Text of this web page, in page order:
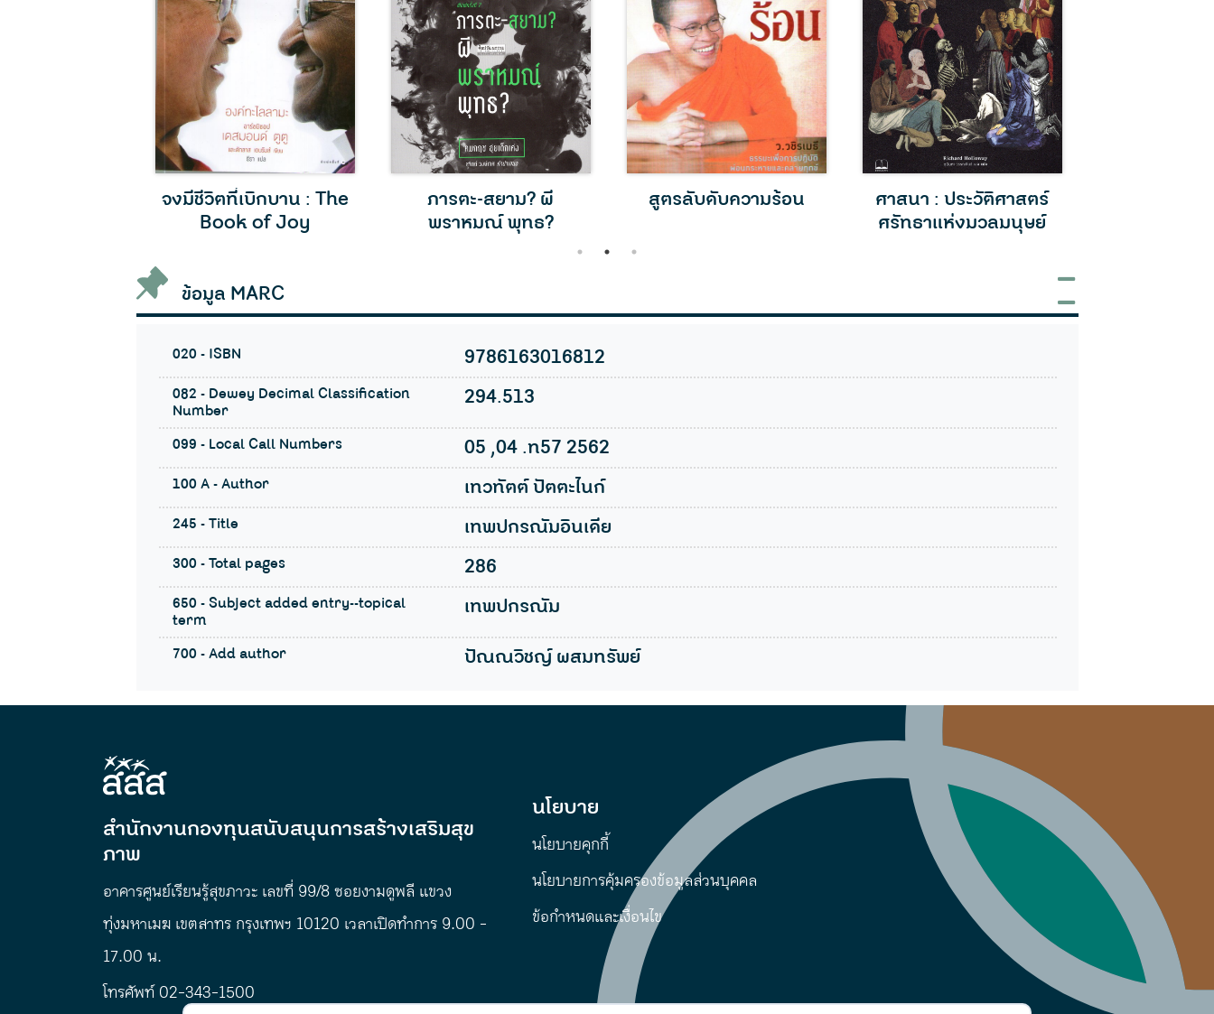
จงมีชีวิตที่เบิกบาน : The
Book of Joy
ภารตะ-สยาม? ผี
พราหมณ์ พุทธ?
สูตรลับดับความร้อน
ศาสนา : ประวัติศาสตร์
ศรัทธาแห่งมวลมนุษย์
1 2 3
ข้อมูล MARC
020 - ISBN 9786163016812
082 - Dewey Decimal Classification
Number
294.513
099 - Local Call Numbers 05 ,04 .ท57 2562
100 A - Author เทวทัตต์ ปัตตะไนก์
245 - Title เทพปกรณัมอินเดีย
300 - Total pages 286
650 - Subject added entry--topical
term
เทพปกรณัม
700 - Add author ปัณณวิชญ์ ผสมทรัพย์
สำนักงานกองทุนสนับสนุนการสร้างเสริมสุข
ภาพ
อาคารศูนย์เรียนรู้สุขภาวะ เลขที่ 99/8 ซอยงามดูพลี แขวง
ทุ่งมหาเมฆ เขตสาทร กรุงเทพฯ 10120 เวลาเปิดทำการ 9.00 -
17.00 น.
โทรศัพท์ 02-343-1500
นโยบาย
นโยบายคุกกี้
นโยบายการคุ้มครองข้อมูลส่วนบุคคล
ข้อกำหนดและเงื่อนไข